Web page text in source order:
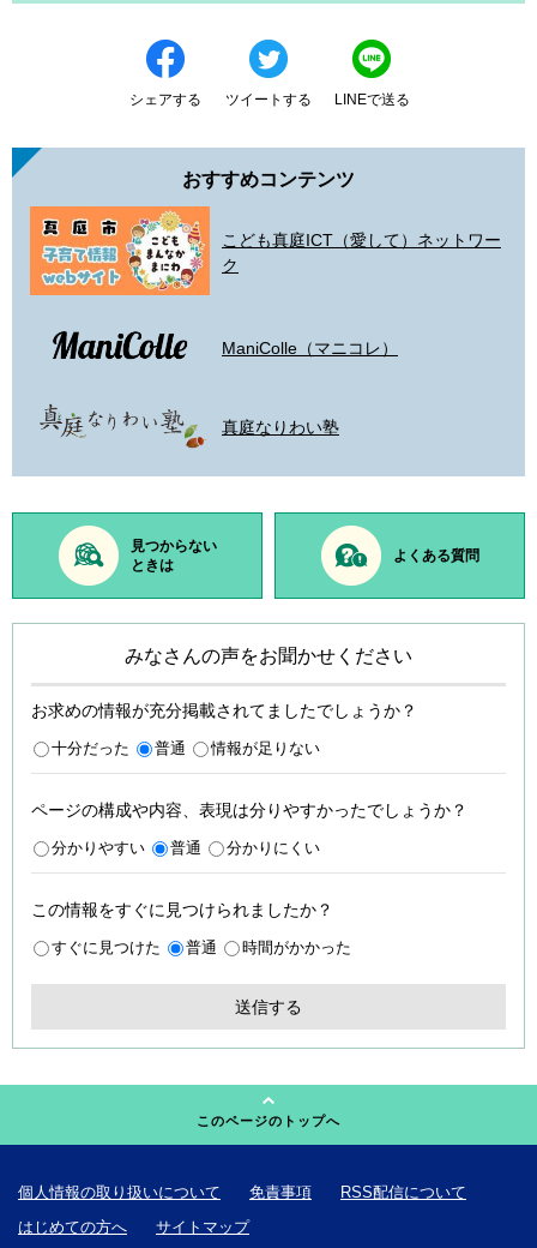
シェアする ツイートする LINEで送る
おすすめコンテンツ
こども真庭ICT（愛して）ネットワー
ク
ManiColle（マニコレ）
真庭なりわい塾
見つからない
ときは
よくある質問
みなさんの声をお聞かせください
お求めの情報が充分掲載されてましたでしょうか？
十分だった 普通 情報が足りない
ページの構成や内容、表現は分りやすかったでしょうか？
分かりやすい 普通 分かりにくい
この情報をすぐに見つけられましたか？
すぐに見つけた 普通 時間がかかった
このページのトップへ
個人情報の取り扱いについて 免責事項
RSS配信について
はじめての方へ
サイトマップ